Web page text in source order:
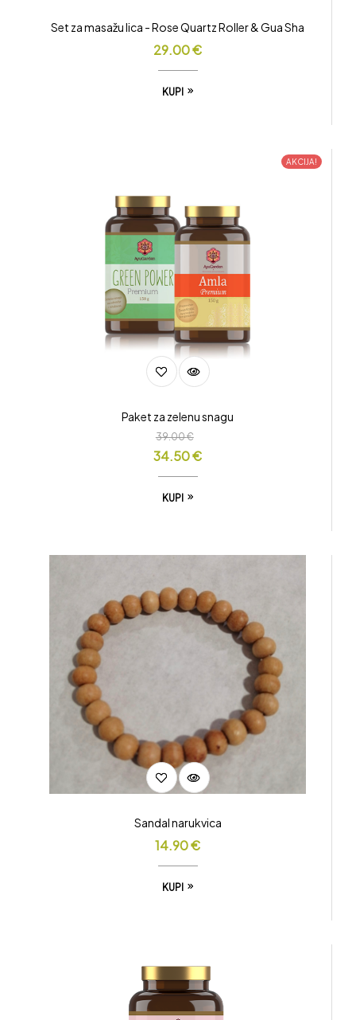
Set za masažu lica - Rose Quartz Roller & Gua Sha
29.00€
KUPI
AKCIJA!
Paket za zelenu snagu
39.00€
34.50€
KUPI
Sandal narukvica
14.90€
KUPI